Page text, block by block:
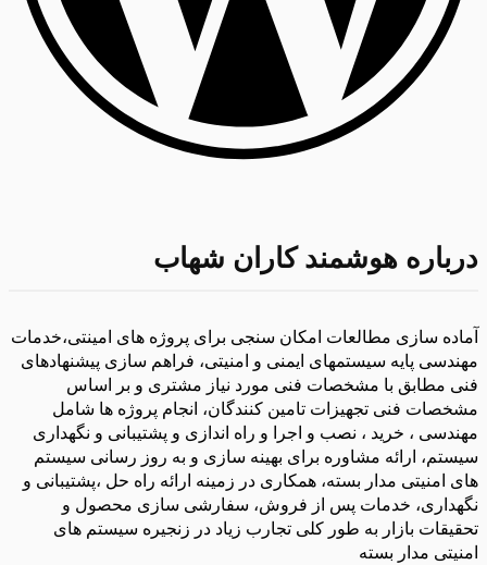
درباره هوشمند کاران شهاب
آماده سازی مطالعات امکان سنجی برای پروژه های امینتی،خدمات
مهندسی پایه سیستمهای ایمنی و امنیتی، فراهم سازی پیشنهادهای
فنی مطابق با مشخصات فنی مورد نیاز مشتری و بر اساس
مشخصات فنی تجهیزات تامین کنندگان، انجام پروژه ها شامل
مهندسی ، خرید ، نصب و اجرا و راه اندازی و پشتیبانی و نگهداری
سیستم، ارائه مشاوره برای بهینه سازی و به روز رسانی سیستم
های امنیتی مدار بسته، همکاری در زمینه ارائه راه حل ،پشتیبانی و
نگهداری، خدمات پس از فروش، سفارشی سازی محصول و
تحقیقات بازار به طور کلی تجارب زیاد در زنجیره سیستم های
امنیتی مدار بسته